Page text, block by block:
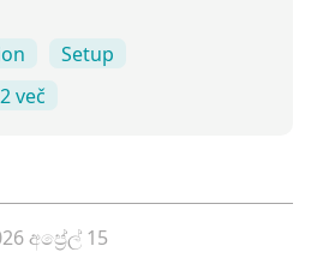
Setup
več
අප්‍රේල් 15